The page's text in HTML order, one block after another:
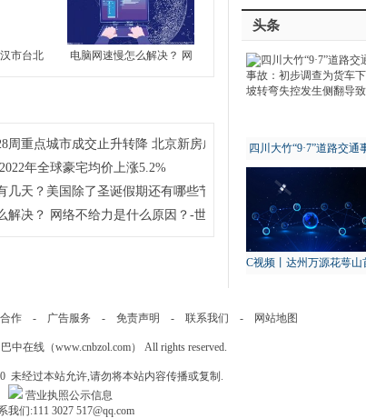
市台北
电脑网速慢怎么解决？ 网
情况
周重点城市成交止升转降 北京新房成交独升 其余14城全部下滑
年全球豪宅均价上涨5.2%
有没有影响？
几天？美国除了圣诞假期还有哪些节假日呢？-世界报资讯
解决？ 网络不给力是什么原因？-世界今日报
头条
四川大竹“9·7”道路交通
故：初步调查为货车下
转弯失控发生侧翻导致
C视频丨达州万源花萼山
作- 广告服务 - 免责声明 - 联系我们 - 网站地图
中在线（www.cnbzol.com） All rights reserved.
未经过本站允许,请勿将本站内容传播或复制.
营业执照公示信息
我们:111 3027 517@qq.com